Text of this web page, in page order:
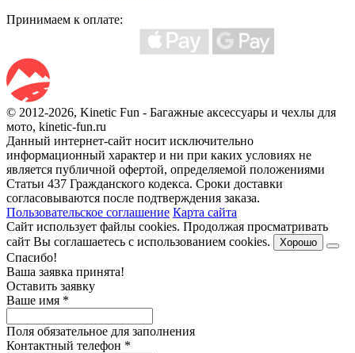
Принимаем к оплате:
© 2012-2026, Kinetic Fun - Багажные аксессуары и чехлы для
мото, kinetic-fun.ru
Данный интернет-сайт носит исключительно
информационный характер и ни при каких условиях не
является публичной офертой, определяемой положениями
Статьи 437 Гражданского кодекса. Сроки доставки
согласовываются после подтверждения заказа.
Пользовательское соглашение Карта сайта
Сайт использует файлы cookies. Продолжая просматривать
сайт Вы соглашаетесь с использованием cookies.
Хорошо
Спасибо!
Ваша заявка принята!
Оставить заявку
Ваше имя *
Поля обязательное для заполнения
Контактный телефон *